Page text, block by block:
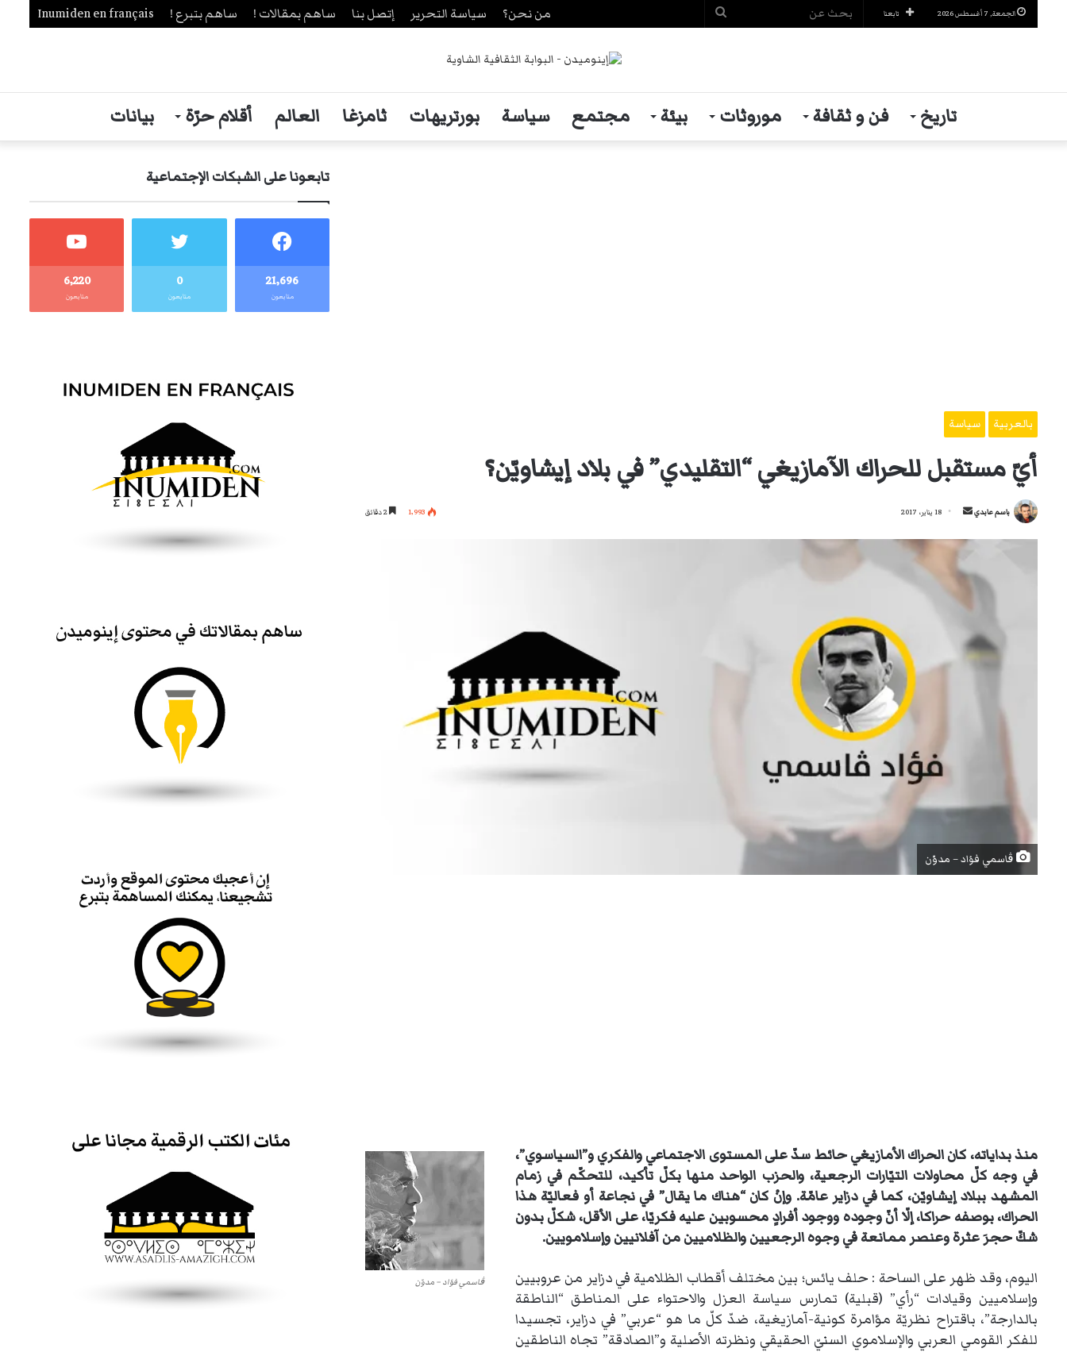
الجمعة, 7 أغسطس 2026
بحث
تابعنا من نحن؟ سياسة التحرير إتصل بنا ساهم بمقالات ! ساهم بتبرع ! Inumiden en français
تاريخ فن و ثقافة موروثات بيئة مجتمع سياسة بورتريهات ثامزغا العالم أقلام حرّة بيانات
بالعربية سياسة
أيّ مستقبل للحراك الآمازيغي “التقليدي” في بلاد إيشاويّن؟
باسم عابدي
أرسل
إلكترونيا
18 يناير، 2017 1٬993 2 دقائق
ڨاسمي فؤاد – مدوّن
ڨاسمي فؤاد – مدوّن
منذ بداياته، كان الحراك الأمازيغي حائط سدّ على المستوى الاجتماعي والفكري و”السياسوي”،
في وجه كلّ محاولات التيّارات الرجعية، والحزب الواحد منها بكلّ تأكيد، للتحكّم في زمام
المشهد ببلاد إيشاويّن، كما في دزاير عامّة. وإنْ كان “هناك ما يقال” في نجاعة أو فعاليّة هذا
الحراك، بوصفه حراكا، إلّا أنّ وجوده ووجود أفرادٍ محسوبين عليه فكريّا، على الأقل، شكلّ بدون
شكّ حجرَ عثرة وعنصر ممانعة في وجوه الرجعيين والظلاميين من آفلانيين وإسلامويين.
اليوم، وقد ظهر على الساحة : حلف يائس؛ بين مختلف أقطاب الظلامية في دزاير من عروبيين
وإسلاميين وقيادات “رأي” (قبلية) تمارس سياسة العزل والاحتواء على المناطق “الناطقة
بالدارجة”، باقتراح نظريّة مؤامرة كونية-آمازيغية، ضدّ كلّ ما هو “عربي” في دزاير، تجسيدا
للفكر القومي العربي والإسلاموي السنيّ الحقيقي ونظرته الأصلية و”الصادقة” تجاه الناطقين
تابعونا على الشبكات الإجتماعية
21٬696
متابعون
0
متابعون
6٬220
متابعون